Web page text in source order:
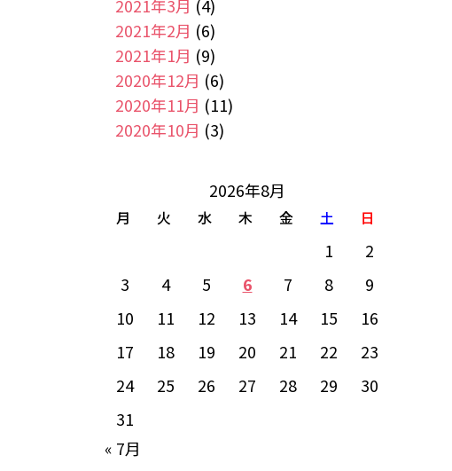
2021年3月 (4)
2021年2月 (6)
2021年1月 (9)
2020年12月 (6)
2020年11月 (11)
2020年10月 (3)
2026年8月
月 火 水 木 金 土 日
1
2
3
4 5 6 7 8
9
10
11 12 13 14 15
16
17
18 19 20 21 22
23
24
25 26 27 28 29
30
31
« 7月